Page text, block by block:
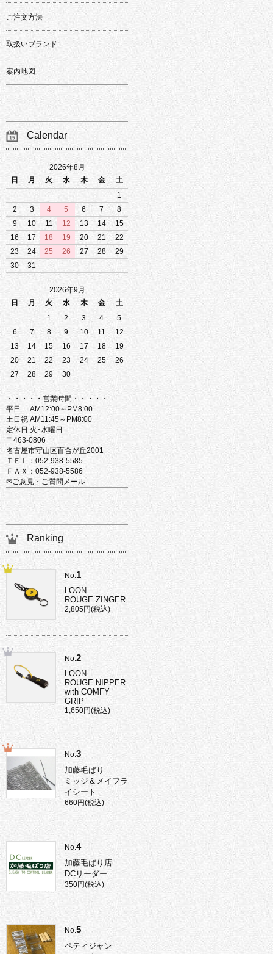
ご注文方法
取扱いブランド
案内地図
Calendar
2026年8月
日
月 火 水 木 金
土
1
2
3 4 5 6 7
8
9
10 11 12 13 14
15
16
17 18 19 20 21
22
23
24 25 26 27 28
29
30
31
2026年9月
日
月 火 水 木 金
土
1
2 3 4
5
6
7 8 9 10 11
12
13
14 15 16 17 18
19
20
21 22 23 24 25
26
27
28 29 30
・・・・・営業時間・・・・・
平日 AM12:00～PM8:00
土日祝 AM11:45～PM8:00
定休日 火･水曜日
〒463-0806
名古屋市守山区百合が丘2001
ＴＥＬ：052-938-5585
ＦＡＸ：052-938-5586
✉ご意見・ご質問メール
Ranking
No. 1
LOON
ROUGE ZINGER
2,805円(税込)
No. 2
LOON
ROUGE NIPPER
with COMFY
GRIP
1,650円(税込)
No.3
加藤毛ばり
ミッジ＆メイフラ
イシート
660円(税込)
No.4
加藤毛ばり店
DCリーダー
350円(税込)
No.5
ペティジャン